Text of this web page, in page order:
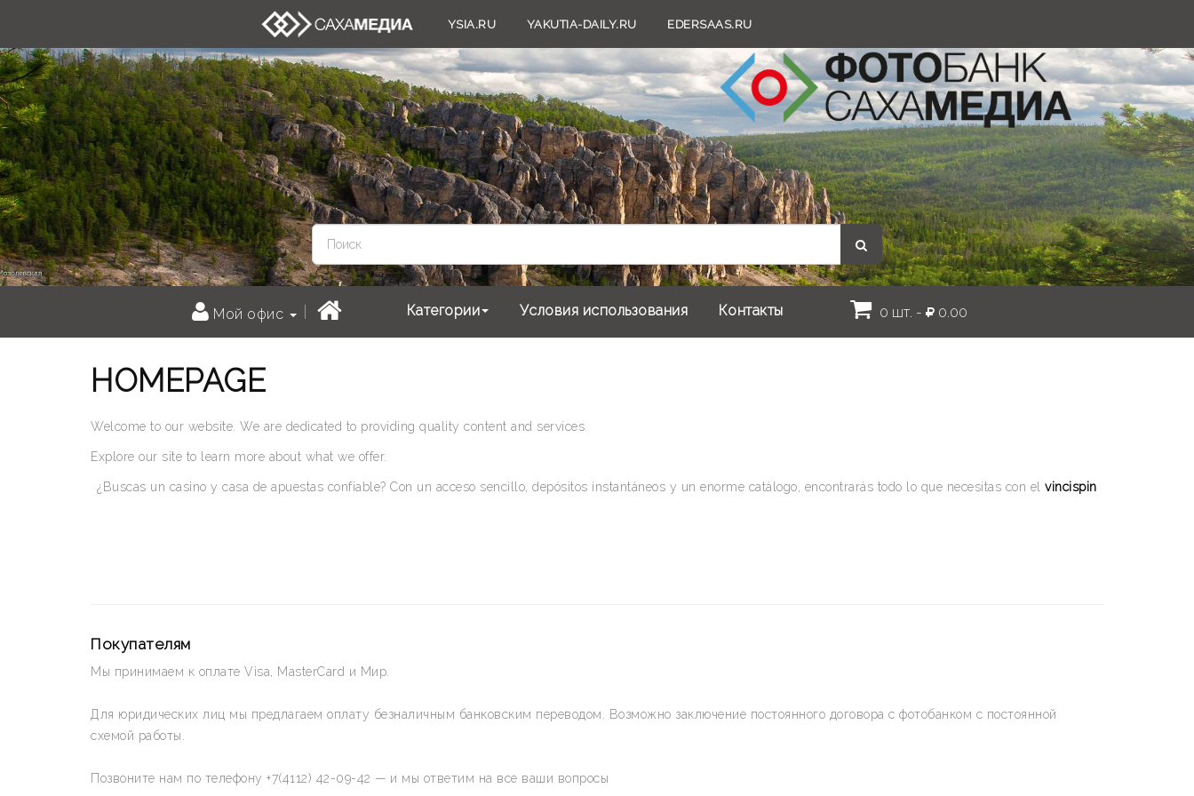
YSIA.RU YAKUTIA-DAILY.RU EDERSAAS.RU
Мой офис Категории Условия использования Контакты 0 шт. - 0.00
HOMEPAGE
Welcome to our website. We are dedicated to providing quality content and services.
Explore our site to learn more about what we offer.
¿Buscas un casino y casa de apuestas confiable? Con un acceso sencillo, depósitos instantáneos y un enorme catálogo, encontrarás todo lo que necesitas con elvincispin
Покупателям
Мы принимаем к оплате Visa, MasterCard и Мир.
Для юридических лиц мы предлагаем оплату безналичным банковским переводом. Возможно заключение постоянного договора с фотобанком с постоянной
схемой работы.
Позвоните нам по телефону +7(4112) 42-09-42 — и мы ответим на все ваши вопросы